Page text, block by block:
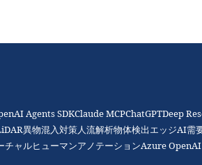
Agents SDKClaude MCPChatGPTDeep
異物混入対策人流解析物体検出エッジAI需
チャルヒューマンアノテーションAzure